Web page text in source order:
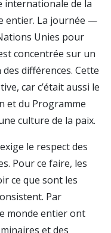
internationale de la
entier. La journée —
Unies pour
concentrée sur un
différences. Cette
car c’était aussi le
et du Programme
culture de la paix.
le respect des
Pour ce faire, les
ce que sont les
Par
monde entier ont
et des